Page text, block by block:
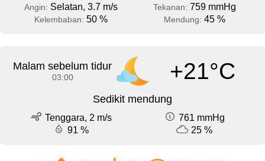
Angin: Selatan, 3.7 m/s Tekanan: 759 mmHg
Kelembaban: 50 % Mendung: 45 %
Malam sebelum tidur
03:00 +21°C
Sedikit mendung
Tenggara, 2 m/s
761 mmHg
91 %
25 %